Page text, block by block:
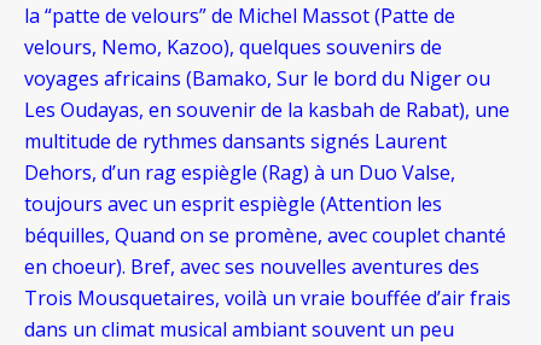
la “patte de velours” de Michel Massot (Patte de
velours, Nemo, Kazoo), quelques souvenirs de
voyages africains (Bamako, Sur le bord du Niger ou
Les Oudayas, en souvenir de la kasbah de Rabat), une
multitude de rythmes dansants signés Laurent
Dehors, d’un rag espiègle (Rag) à un Duo Valse,
toujours avec un esprit espiègle (Attention les
béquilles, Quand on se promène, avec couplet chanté
en choeur). Bref, avec ses nouvelles aventures des
Trois Mousquetaires, voilà un vraie bouffée d’air frais
dans un climat musical ambiant souvent un peu